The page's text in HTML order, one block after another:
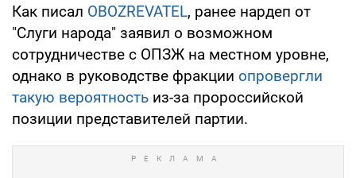
Как писал OBOZREVATEL, ранее нардеп от
"Слуги народа" заявил о возможном
сотрудничестве с ОПЗЖ на местном уровне,
однако в руководстве фракции опровергли
такую вероятность из-за пророссийской
позиции представителей партии.